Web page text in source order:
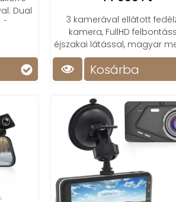
Dual
3 kamerával ellátott
kamera, FullHD
éjszakai látással, magyar
Kosárba